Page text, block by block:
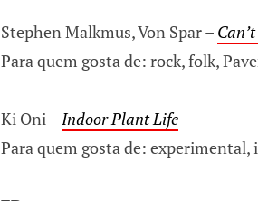
Stephen Malkmus, Von Spar –
Para quem gosta de: rock, folk,
Ki Oni – Indoor Plant Life
Para quem gosta de: